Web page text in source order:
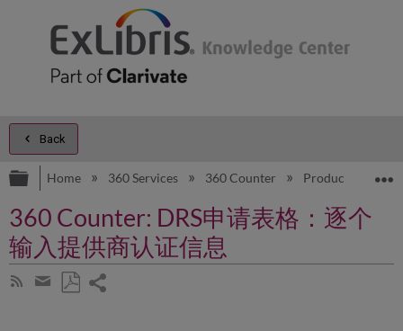
Back
Expand/collapse global hierarchy
Home 360 Services 360 Counter Product
360 Counter: DRS申请表格：逐个
输入提供商认证信息
Subscribe
Share